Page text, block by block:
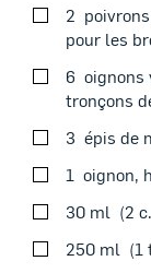
Thème du
2
pour les
6 oignons
tronçons
3 épis de
1 oignon,
30 ml
2
250 ml
1
viande.
Égoutter la
badigeonner la
Dans une
pendant 5
alternance les
les tronçons